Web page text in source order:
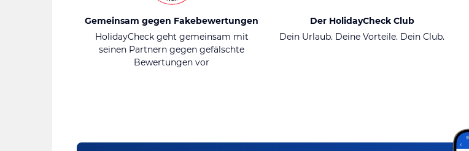
Gemeinsam gegen Fakebewertungen
HolidayCheck geht gemeinsam mit
seinen Partnern gegen gefälschte
Bewertungen vor
Der HolidayCheck Club
Dein Urlaub. Deine Vorteile. Dein Club.